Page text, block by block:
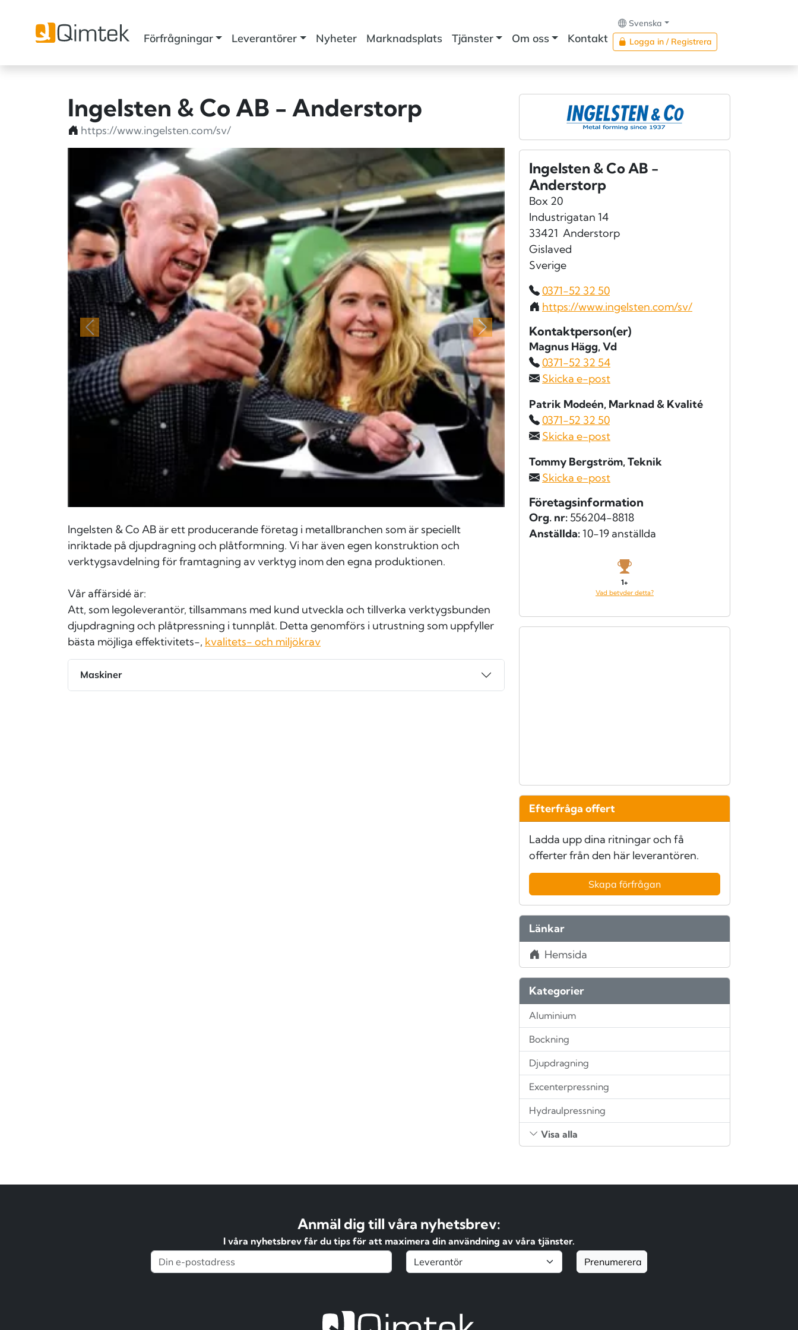
Förfrågningar Leverantörer Nyheter Marknadsplats Tjänster Om oss Kontakt
Svenska
Logga in / Registrera
Ingelsten & Co AB - Anderstorp
https://www.ingelsten.com/sv/
Föregående Nästa
Ingelsten & Co AB är ett producerande företag i metallbranchen som är speciellt
inriktade på djupdragning och plåtformning. Vi har även egen konstruktion och
verktygsavdelning för framtagning av verktyg inom den egna produktionen.
Vår affärsidé är:
Att, som legoleverantör, tillsammans med kund utveckla och tillverka verktygsbunden
djupdragning och plåtpressning i tunnplåt. Detta genomförs i utrustning som uppfyller
bästa möjliga effektivitets-, kvalitets- och miljökrav
Maskiner
Ingelsten & Co AB -
Anderstorp
Box 20
Industrigatan 14
33421 Anderstorp
Gislaved
Sverige
0371-52 32 50
https://www.ingelsten.com/sv/
Kontaktperson(er)
Magnus Hägg, Vd
0371-52 32 54
Skicka e-post
Patrik Modeén, Marknad & Kvalité
0371-52 32 50
Skicka e-post
Tommy Bergström, Teknik
Skicka e-post
Företagsinformation
Org. nr: 556204-8818
Anställda:10-19 anställda
1+
Vad betyder detta?
Efterfråga offert
Ladda upp dina ritningar och få
offerter från den här leverantören.
Skapa förfrågan
Länkar
Hemsida
Kategorier
Aluminium
Bockning
Djupdragning
Excenterpressning
Hydraulpressning
Visa alla
Anmäl dig till våra nyhetsbrev:
I våra nyhetsbrev får du tips för att maximera din användning av våra tjänster.
Prenumerera